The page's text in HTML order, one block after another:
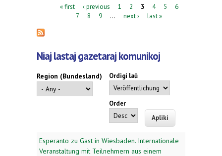
Pages« first ‹ previous 1 2 3 4 5
6
7
8 9 … next › last »
Niaj lastaj gazetaraj komunikoj
Region (Bundesland) Ordigi laŭ
Order
Esperanto zu Gast in Wiesbaden. Internationale
Veranstaltung mit Teilnehmern aus einem